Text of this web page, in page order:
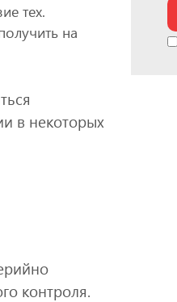
тех.
на
в некоторых
контроля.